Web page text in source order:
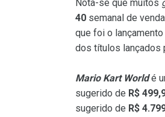
Nota-se que muitos
40 semanal de
que foi o lançamento
dos títulos lançados
Mario Kart Worldé
sugerido de R$
sugerido de R$